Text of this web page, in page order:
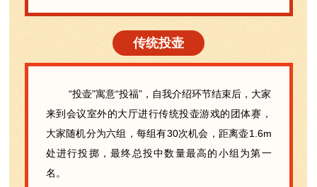
传统投壶
“投壶”寓意“投福”，自我介绍环节结束后，大家
来到会议室外的大厅进行传统投壶游戏的团体赛，
大家随机分为六组，每组有30次机会，距离壶1.6m
处进行投掷，最终总投中数量最高的小组为第一
名。